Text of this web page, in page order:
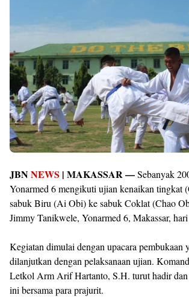
JBNNEWS | MAKASSAR —Sebanyak
Yonarmed 6 mengikuti ujian kenaikan tingkat
sabuk Biru (Ai Obi) ke sabuk Coklat (Chao
Jimmy Tanikwele, Yonarmed 6, Makassar,
Kegiatan dimulai dengan upacara pembukaan
dilanjutkan dengan pelaksanaan ujian.
Letkol Arm Arif Hartanto, S.H. turut hadir
ini bersama para prajurit.